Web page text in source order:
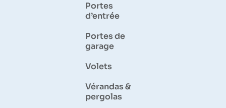
Portes
d’entrée
Portes de
garage
Volets
Vérandas &
pergolas